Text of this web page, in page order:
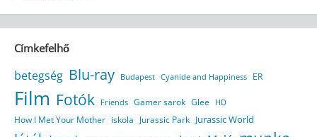
Címkefelhő
betegség Blu-ray Budapest Cyanide and Happiness ER
Film Fotók Friends Gamer sarok Glee HD
How I Met Your Mother iskola Jurassic Park Jurassic World